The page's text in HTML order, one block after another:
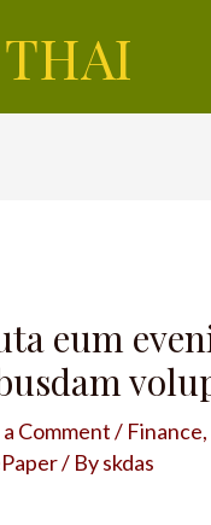
eum
Comment/ Finance,
/ Byskdas